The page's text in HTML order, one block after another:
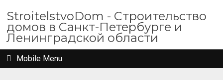
StroitelstvoDom - Строительство
домов в Санкт-Петербурге и
Ленинградской области
Mobile Menu